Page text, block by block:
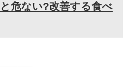
危ない?改善する食べ